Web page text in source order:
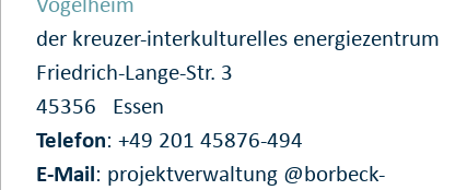
der kreuzer-interkulturelles energiezentrum
Friedrich-Lange-Str. 3
45356
Essen
Telefon: +49 201 45876-494
E‑Mail: projektverwaltung @borbeck-